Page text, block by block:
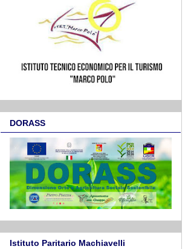
DORASS
Istituto Paritario Machiavelli